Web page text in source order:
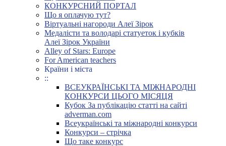
КОНКУРСНИЙ ПОРТАЛ
Що я оплачую тут?
Віртуальні нагороди Алеї Зірок
Медалісти та володарі статуеток і кубків
Алеї Зірок України
Alley of Stars: Europe
For American teachers
Країни і міста
::
ВСЕУКРАЇНСЬКІ ТА МІЖНАРОДНІ
КОНКУРСИ ЦЬОГО МІСЯЦЯ
Кубок За публікацію статті на сайті
adverman.com
Всеукраїнські та міжнародні конкурси
Конкурси – стрічка
Що таке конкурс